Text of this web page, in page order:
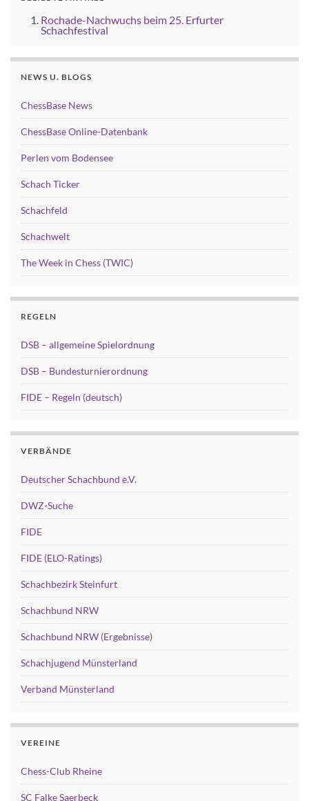
Rochade-Nachwuchs beim 25. Erfurter
Schachfestival
NEWS U. BLOGS
ChessBase News
ChessBase Online-Datenbank
Perlen vom Bodensee
Schach Ticker
Schachfeld
Schachwelt
The Week in Chess (TWIC)
REGELN
DSB – allgemeine Spielordnung
DSB – Bundesturnierordnung
FIDE – Regeln (deutsch)
VERBÄNDE
Deutscher Schachbund e.V.
DWZ-Suche
FIDE
FIDE (ELO-Ratings)
Schachbezirk Steinfurt
Schachbund NRW
Schachbund NRW (Ergebnisse)
Schachjugend Münsterland
Verband Münsterland
VEREINE
Chess-Club Rheine
SC Falke Saerbeck